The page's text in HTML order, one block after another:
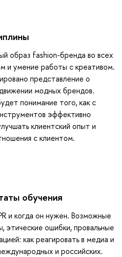
образ fashion-бренда во всех
и умение работы с креативом.
представление о
модных брендов.
понимание того, как с
эффективно
клиентский опыт и
с клиентом.
обучения
и когда он нужен. Возможные
этические ошибки, провальные
как реагировать в медиа и
и российских.